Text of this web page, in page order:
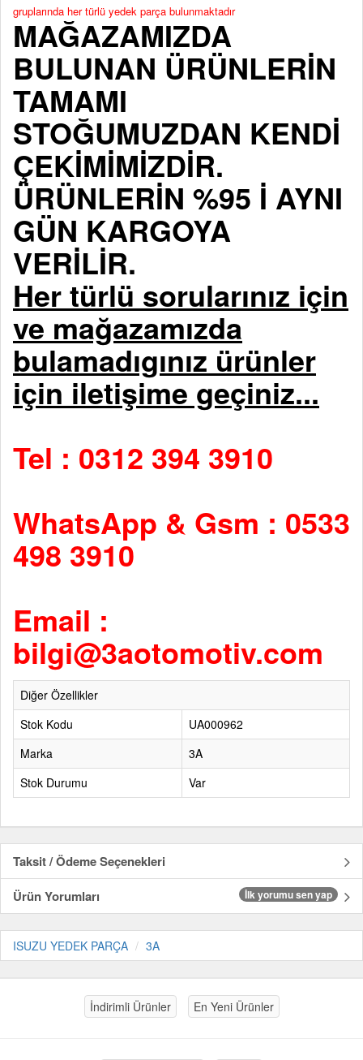
gruplarında her türlü yedek parça bulunmaktadır
MAĞAZAMIZDA
BULUNAN ÜRÜNLERİN
TAMAMI
STOĞUMUZDAN KENDİ
ÇEKİMİMİZDİR.
ÜRÜNLERİN %95 İ AYNI
GÜN KARGOYA
VERİLİR.
Her türlü sorularınız için
ve mağazamızda
bulamadıgınız ürünler
için iletişime geçiniz...
Tel : 0312 394 3910
WhatsApp & Gsm : 0533
498 3910
Email :
bilgi@3aotomotiv.com
Diğer Özellikler
Stok Kodu
UA000962
Marka
3A
Stok Durumu
Var
Taksit / Ödeme Seçenekleri
Ürün Yorumları
İlk yorumu sen yap
ISUZU YEDEK PARÇA 3A
İndirimli Ürünler En Yeni Ürünler